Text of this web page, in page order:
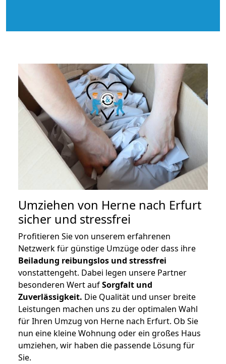
Umziehen von Herne nach Erfurt
sicher und stressfrei
Profitieren Sie von unserem erfahrenen
Netzwerk für günstige Umzüge oder dass ihre
Beiladung reibungslos und stressfrei
vonstattengeht. Dabei legen unsere Partner
besonderen Wert aufSorgfalt und
Zuverlässigkeit. Die Qualität und unser breite
Leistungen machen uns zu der optimalen Wahl
für Ihren Umzug von Herne nach Erfurt. Ob Sie
nun eine kleine Wohnung oder ein großes Haus
umziehen, wir haben die passende Lösung für
Sie.